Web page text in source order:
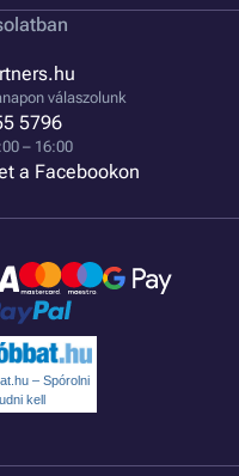
válaszolunk
5796
– 16:00
a Facebookon
– Spórolni
kell